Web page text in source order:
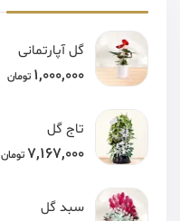
گل آپارتمانی
1,000,000 تومان
تاج گل
7,167,000 تومان
سبد گل